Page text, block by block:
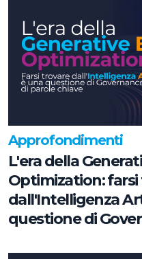
Approfondimenti
L'era della
Optimization:
dall'Intelligenza
questione di